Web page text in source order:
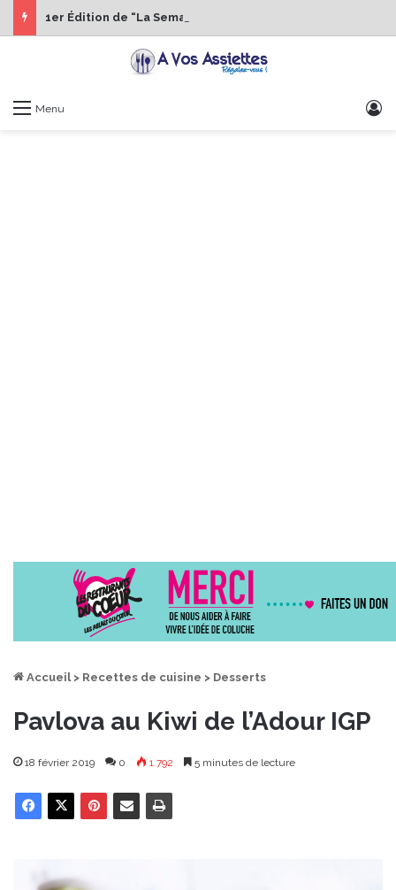
Menu
Accueil > Recettes de cuisine > Desserts
Pavlova au Kiwi de l’Adour IGP
18 février 2019 0 1 792 5 minutes de lecture